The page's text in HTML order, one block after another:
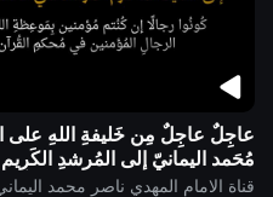
عاجِلٌ عاجِلٌ مِن خَليفةِ اللهِ على
مُحَمد اليمانيّ إلى المُرشدِ
الخامنئ..
قناة الامام المهدي ناصر محمد